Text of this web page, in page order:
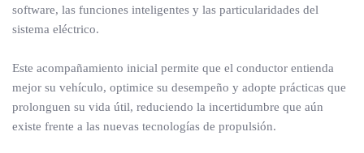
software, las funciones inteligentes y las particularidades del
sistema eléctrico.
Este acompañamiento inicial permite que el conductor entienda
mejor su vehículo, optimice su desempeño y adopte prácticas que
prolonguen su vida útil, reduciendo la incertidumbre que aún
existe frente a las nuevas tecnologías de propulsión.